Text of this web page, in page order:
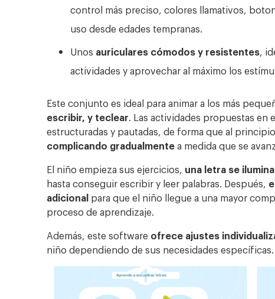
control más preciso, colores llamativos,
uso desde edades tempranas.
Unos auriculares cómodos y resistentes,
actividades y aprovechar al máximo los
Este conjunto es ideal para animar a los más
escribir, y teclear. Las actividades propuestas en
estructuradas y pautadas, de forma que al
complicando gradualmentea medida que se
El niño empieza sus ejercicios, una letra se
hasta conseguir escribir y leer palabras. Después,
adicional para que el niño llegue a una mayor
proceso de aprendizaje.
Además, este software ofrece ajustes
niño dependiendo de sus necesidades específicas.